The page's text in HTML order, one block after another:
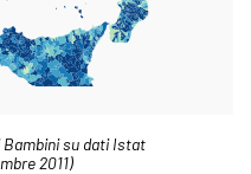
Bambini su dati Istat
2011)